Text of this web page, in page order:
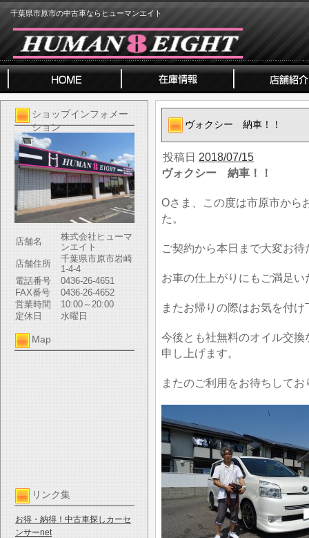
千葉県市原市の中古車ならヒューマンエイト
ショップインフォメー
ション
店舗名
株式会社ヒューマ
ンエイト
店舗住所
千葉県市原市岩崎
1-4-4
電話番号
0436-26-4651
FAX番号
0436-26-4652
営業時間
10:00～20:00
定休日
水曜日
Map
リンク集
お得・納得！中古車探しカーセ
ンサーnet
ヴォクシー 納車！！
投稿日 2018/07/15
ヴォクシー 納車！！
Oさま、この度は市原市から
た。
ご契約から本日まで大変お
お車の仕上がりにもご満足
またお帰りの際はお気を付け
今後とも社無料のオイル交
申し上げます。
またのご利用をお待ちしてお